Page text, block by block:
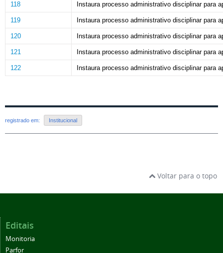
118 Instaura processo administrativo disciplinar para
119 Instaura processo administrativo disciplinar para
120 Instaura processo administrativo disciplinar para
121 Instaura processo administrativo disciplinar para
122 Instaura processo administrativo disciplinar para
registrado em: Institucional
Voltar para o topo
Editais
Monitoria
Parfor